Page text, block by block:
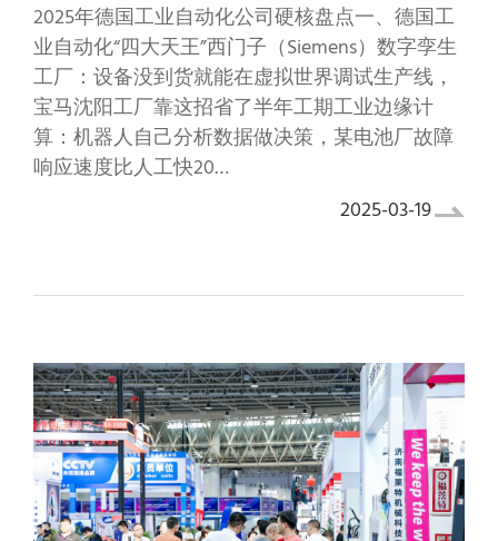
‌2025年德国工业自动化公司硬核盘点‌‌一、德国工
业自动化“四大天王”‌‌西门子（Siemens）‌‌数字孪生
工厂‌：设备没到货就能在虚拟世界调试生产线，
宝马沈阳工厂靠这招省了半年工期‌‌工业边缘计
算‌：机器人自己分析数据做决策，某电池厂故障
响应速度比人工快20…
2025-03-19